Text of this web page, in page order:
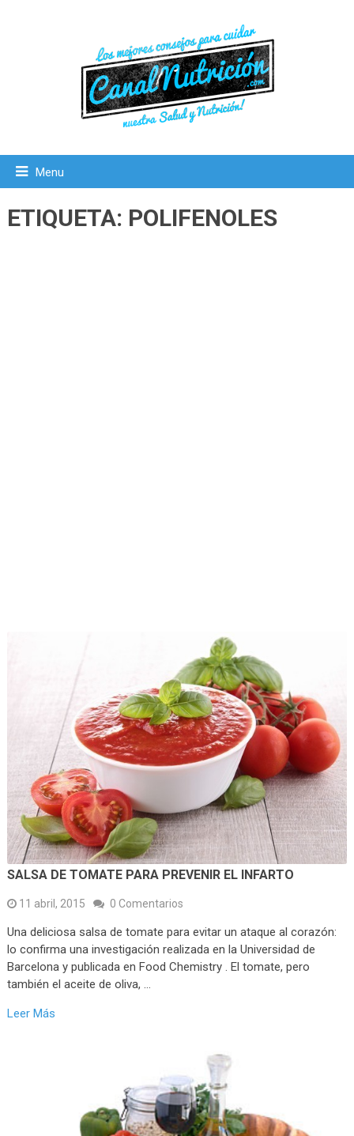
Menu
ETIQUETA: POLIFENOLES
SALSA DE TOMATE PARA PREVENIR EL INFARTO
11 abril, 2015 0 Comentarios
Una deliciosa salsa de tomate para evitar un ataque al corazón:
lo confirma una investigación realizada en la Universidad de
Barcelona y publicada en Food Chemistry . El tomate, pero
también el aceite de oliva, …
Leer Más